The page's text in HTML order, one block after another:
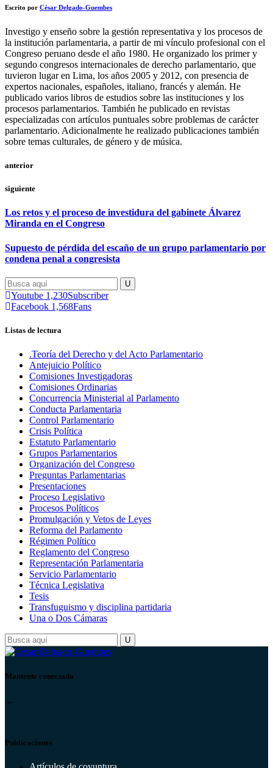
Escrito por César Delgado-Guembes
Investigo y enseño sobre la gestión representativa y los procesos de
la institución parlamentaria, a partir de mi vínculo profesional con el
Congreso peruano desde el año 1980. He organizado los primer y
segundo congresos internacionales de derecho parlamentario, que
tuvieron lugar en Lima, los años 2005 y 2012, con presencia de
expertos nacionales, españoles, italiano, francés y alemán. He
publicado varios libros de estudios sobre las instituciones y los
procesos parlamentarios. También he publicado en revistas
especializadas con artículos puntuales sobre problemas de carácter
parlamentario. Adicionalmente he realizado publicaciones también
sobre temas culturales, de género y de música.
anterior
siguiente
Los retos y el proceso de investidura del gabinete Álvarez
Miranda en el Congreso
Supuesto de pérdida del escaño de un grupo parlamentario por
condena penal a congresista
Youtube 1,230Subscriber
Facebook 1,568Fans
Listas de lectura
.Teoría del Derecho y del Acto Parlamentario
Antejuicio Político
Comisiones Investigadoras
Comisiones Ordinarias
Concurrencia Ministerial al Parlamento
Conducta Parlamentaria
Control Parlamentario
Crisis Política
Estatuto Parlamentario
Grupos Parlamentarios
Organización del Congreso
Preguntas Parlamentarias
Presentaciones
Proceso Legislativo
Procesos Políticos
Promulgación y Vetos de Leyes
Reforma del Parlamento
Régimen Político
Reglamento del Congreso
Representación Parlamentaria
Servicio Parlamentario
Técnica Legislativa
Tesis
Transfuguismo y disciplina partidaria
Una o Dos Cámaras
Mantente conectado
...
Publicaciones